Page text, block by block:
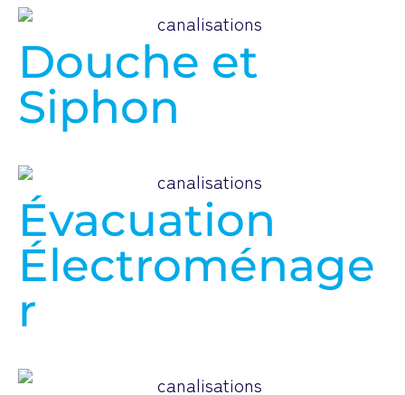
Douche et
Siphon
Évacuation
Électroménage
r